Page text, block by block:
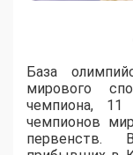
База
мирового
чемпиона, 11
чемпионов
первенств.